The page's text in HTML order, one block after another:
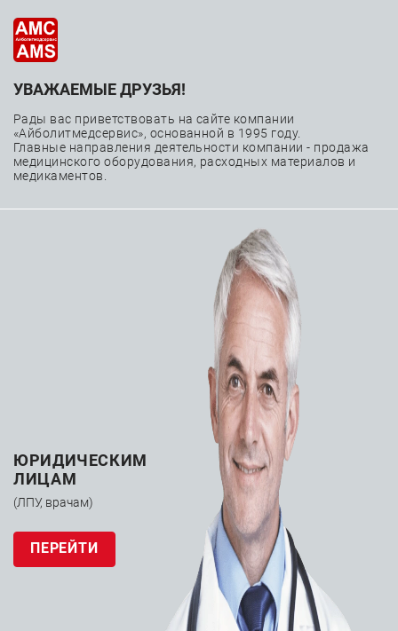
Главная — Каталог — Медицинское оборудование
— Лучевая диагностика —
Маммографические системы —
Маммограф МР-«Диамант» (В) (Севкаврентген-​Д)
УВАЖАЕМЫЕ ДРУЗЬЯ!
Рады вас приветствовать на сайте компании
«Айболитмедсервис», основанной в 1995 году.
Главные направления деятельности компании - продажа
медицинского оборудования, расходных материалов и
медикаментов.
ЮРИДИЧЕСКИМ
ЛИЦАМ
(ЛПУ, врачам)
ПЕРЕЙТИ